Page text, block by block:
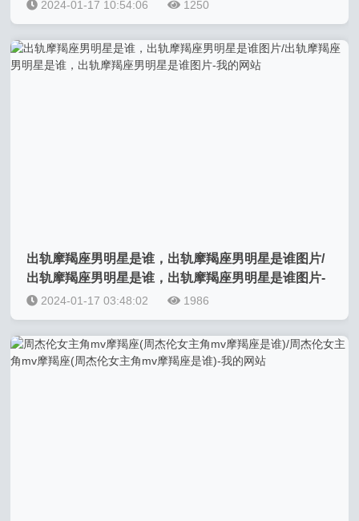
2024-01-17 10:54:06 1250
出轨摩羯座男明星是谁，出轨摩羯座男明星是谁图片/
出轨摩羯座男明星是谁，出轨摩羯座男明星是谁图片-
我的网站
2024-01-17 03:48:02 1986